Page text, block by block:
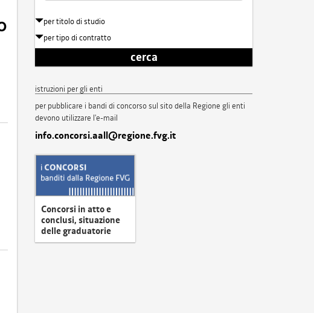
per titolo di studio
per tipo di contratto
cerca
istruzioni per gli enti
per pubblicare i bandi di concorso sul sito della Regione gli enti
devono utilizzare l'e-mail
info.concorsi.aall@regione.fvg.it
Concorsi in atto e
conclusi, situazione
delle graduatorie